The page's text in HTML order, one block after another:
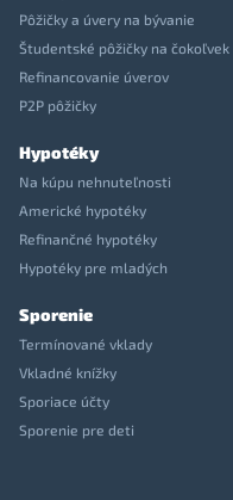
Pôžičky a úvery na bývanie
Študentské pôžičky na čokoľvek
Refinancovanie úverov
P2P pôžičky
Hypotéky
Na kúpu nehnuteľnosti
Americké hypotéky
Refinančné hypotéky
Hypotéky pre mladých
Sporenie
Termínované vklady
Vkladné knížky
Sporiace účty
Sporenie pre deti